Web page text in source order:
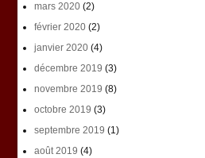
mars 2020(2)
février 2020(2)
janvier 2020(4)
décembre 2019 (3)
novembre 2019 (8)
octobre 2019 (3)
septembre 2019 (1)
août 2019 (4)